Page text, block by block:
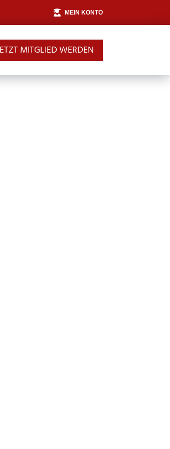
MEIN KONTO
MITGLIED WERDEN